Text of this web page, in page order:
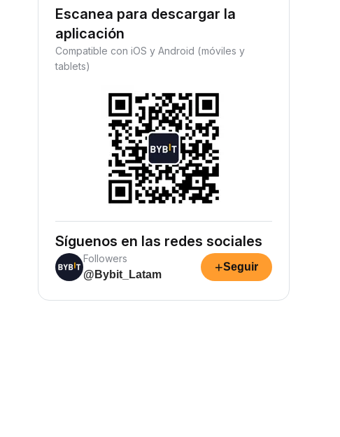
Escanea para descargar la
aplicación
Compatible con iOS y Android (móviles y
tablets)
Síguenos en las redes sociales
Followers
@Bybit_Latam
+Seguir